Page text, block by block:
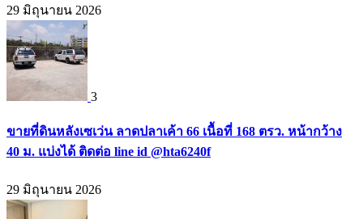
29 มิถุนายน 2026
3
ขายที่ดินหลังเซเว่น ลาดปลาเค้า 66 เนื้อที่ 168 ตรว. หน้ากว้าง
40 ม. แบ่งได้ ติดต่อ line id @hta6240f
29 มิถุนายน 2026